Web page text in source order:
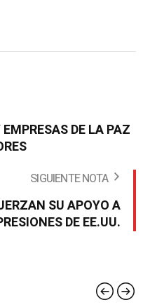
DE LA PAZ
SIGUIENTE NOTA
SU APOYO A
DE EE.UU.